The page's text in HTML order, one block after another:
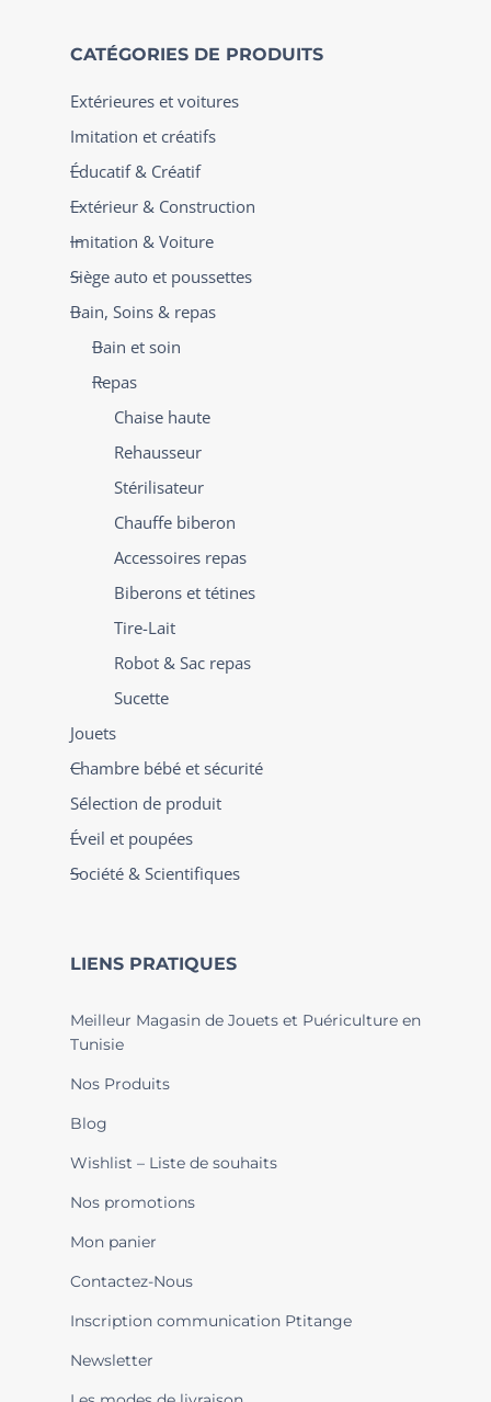
CATÉGORIES DE PRODUITS
Extérieures et voitures
Imitation et créatifs
Éducatif & Créatif
Extérieur & Construction
Imitation & Voiture
Siège auto et poussettes
Bain, Soins & repas
Bain et soin
Repas
Chaise haute
Rehausseur
Stérilisateur
Chauffe biberon
Accessoires repas
Biberons et tétines
Tire-Lait
Robot & Sac repas
Sucette
Jouets
Chambre bébé et sécurité
Sélection de produit
Éveil et poupées
Société & Scientifiques
LIENS PRATIQUES
Meilleur Magasin de Jouets et Puériculture en
Tunisie
Nos Produits
Blog
Wishlist – Liste de souhaits
Nos promotions
Mon panier
Contactez-Nous
Inscription communication Ptitange
Newsletter